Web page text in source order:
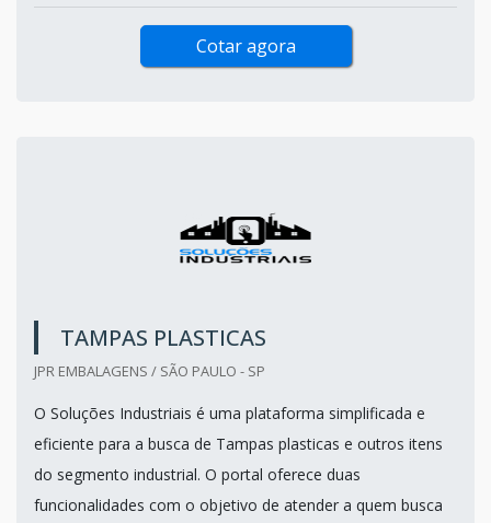
Cotar agora
TAMPAS PLASTICAS
JPR EMBALAGENS / SÃO PAULO - SP
O Soluções Industriais é uma plataforma simplificada e
eficiente para a busca de Tampas plasticas e outros itens
do segmento industrial. O portal oferece duas
funcionalidades com o objetivo de atender a quem busca